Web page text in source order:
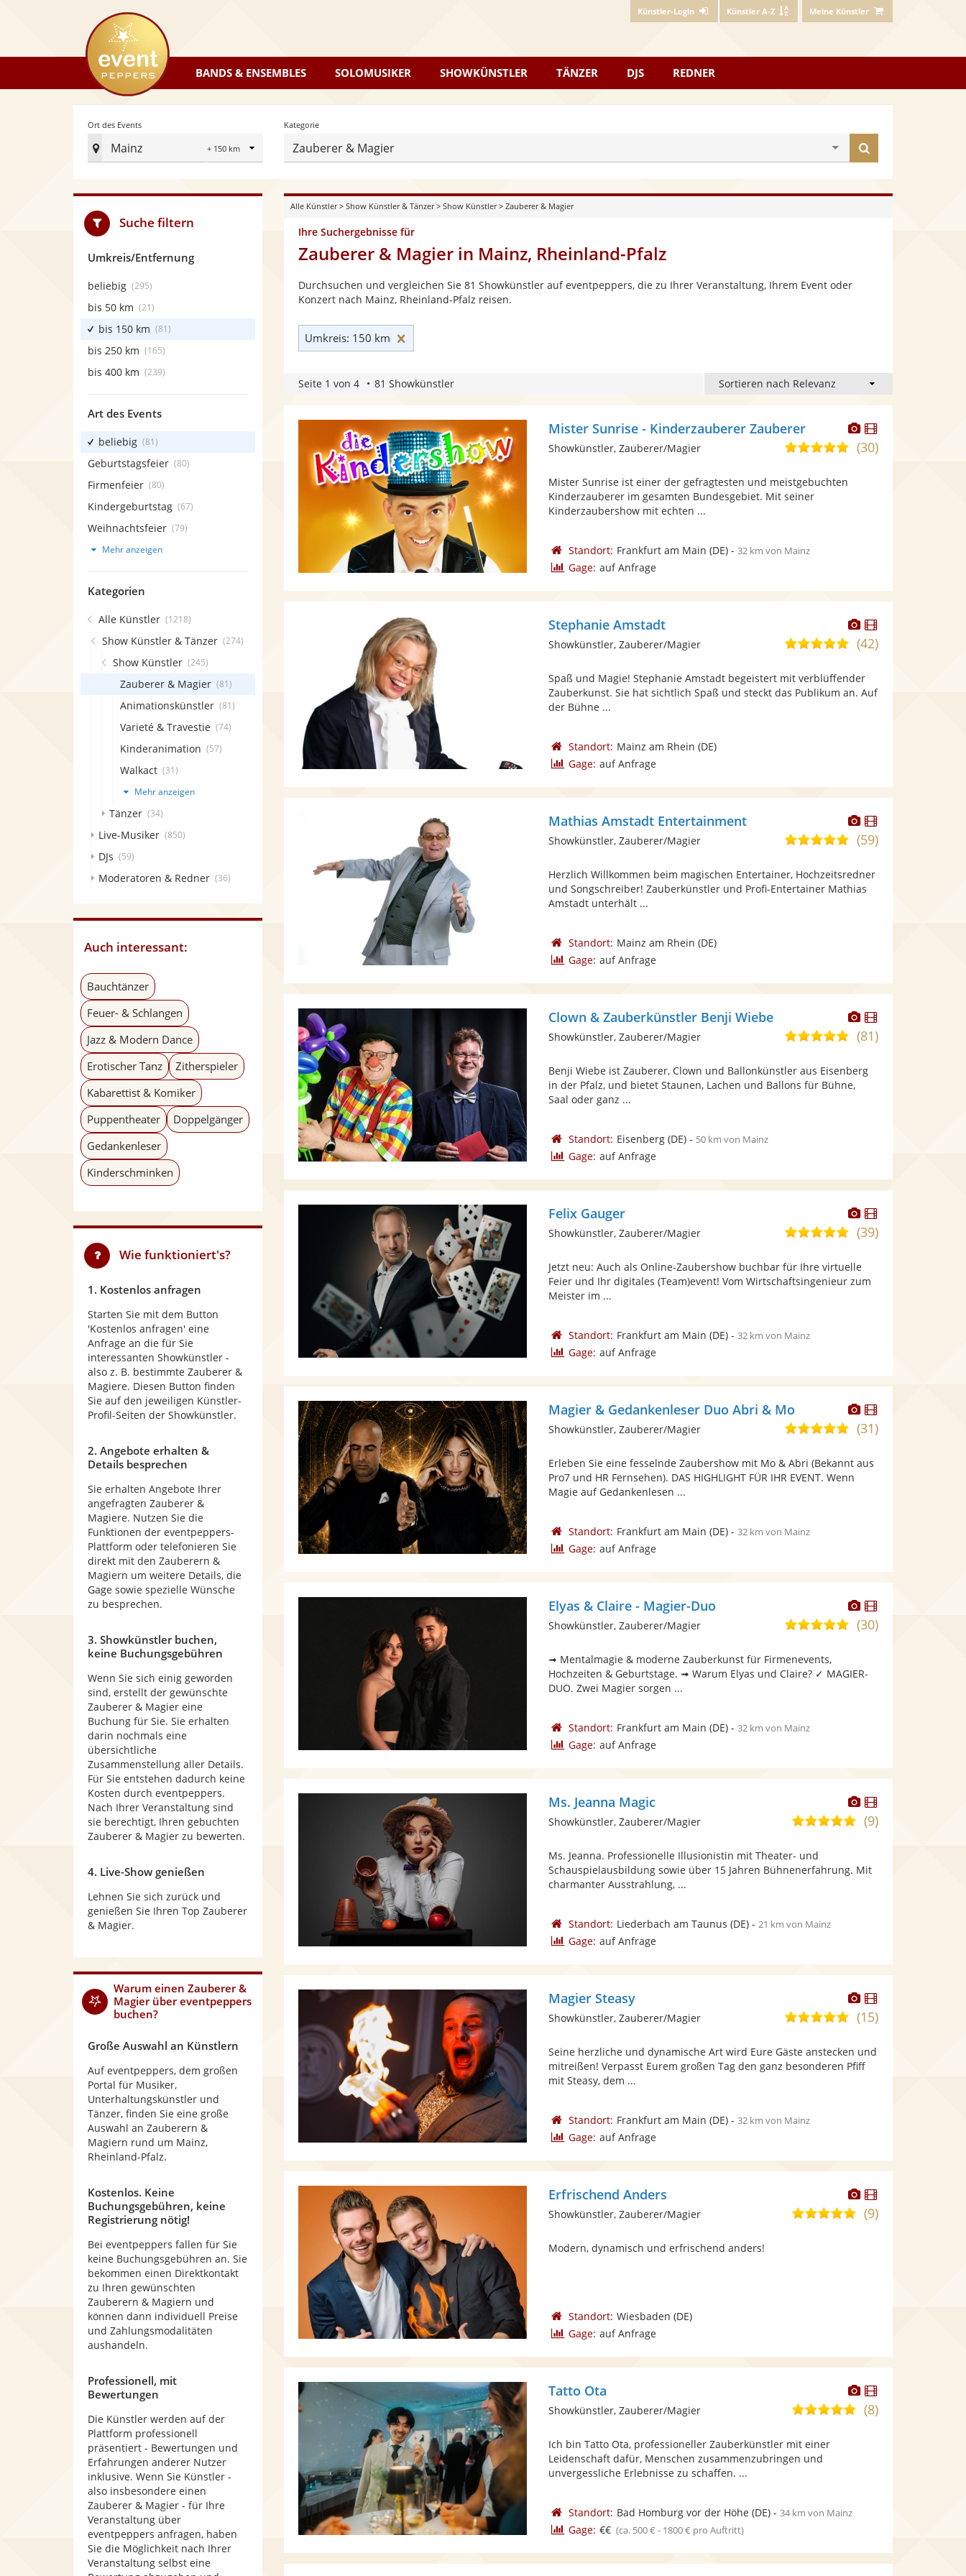
Künstler-Login Künstler A-Z Meine Künstler
eventpeppers
BANDS & ENSEMBLES SOLOMUSIKER SHOWKÜNSTLER TÄNZER DJS REDNER
Ort des Events
Mainz
Radius
Ort
Events
festlegen
Kategorie
Zauberer & Magier
finden
Alle Künstler> Show Künstler & Tänzer> Show Künstler> Zauberer & Magier
Ihre Suchergebnisse für
Zauberer & Magier in Mainz, Rheinland-Pfalz
Durchsuchen und vergleichen Sie 81 Showkünstler auf eventpeppers, die zu Ihrer Veranstaltung, Ihrem Event oder
Konzert nach Mainz, Rheinland-Pfalz reisen.
Umkreis: 150 km
Seite 1 von 4 81 Showkünstler
Dieser
Künstler
stellt
Dieser
Künstler
Mister Sunrise - Kinderzauberer Zauberer
5,0(30)
Showkünstler, Zauberer/Magier
Mister Sunrise ist einer der gefragtesten und meistgebuchten
Kinderzauberer im gesamten Bundesgebiet. Mit seiner
Kinderzaubershow mit echten ...
Standort: Frankfurt am Main (DE)- 32 km von Mainz
Gage: auf Anfrage
Dieser
Künstler
stellt
bereit.
Dieser
Künstler
bereit.
Stephanie Amstadt
5,0
5
Sternen
(42)
Showkünstler, Zauberer/Magier
Spaß und Magie! Stephanie Amstadt begeistert mit verblüffender
Zauberkunst. Sie hat sichtlich Spaß und steckt das Publikum an. Auf
der Bühne ...
Standort: Mainz am Rhein (DE)
Gage: auf Anfrage
Dieser
Künstler
stellt
bereit.
Dieser
Künstler
Mathias Amstadt Entertainment
5,0
5
Sternen
(59)
Showkünstler, Zauberer/Magier
Herzlich Willkommen beim magischen Entertainer, Hochzeitsredner
und Songschreiber! Zauberkünstler und Profi-Entertainer Mathias
Amstadt unterhält ...
Standort: Mainz am Rhein (DE)
Gage: auf Anfrage
Dieser
Künstler
stellt
bereit.
Dieser
Künstler
Clown & Zauberkünstler Benji Wiebe
5,0
5
Sternen
(81)
Showkünstler, Zauberer/Magier
Benji Wiebe ist Zauberer, Clown und Ballonkünstler aus Eisenberg
in der Pfalz, und bietet Staunen, Lachen und Ballons für Bühne,
Saal oder ganz ...
Standort: Eisenberg(DE)- 50 km von Mainz
Gage: auf Anfrage
Dieser
Künstler
stellt
Dieser
Künstler
Felix Gauger
5,0
5
Sternen
(39)
Showkünstler, Zauberer/Magier
Jetzt neu: Auch als Online-Zaubershow buchbar für Ihre virtuelle
Feier und Ihr digitales (Team)event! Vom Wirtschaftsingenieur zum
Meister im ...
Standort: Frankfurt am Main (DE)- 32 km von Mainz
Gage: auf Anfrage
Dieser
Künstler
stellt
bereit.
Dieser
Künstler
Magier & Gedankenleser Duo Abri & Mo
5,0
5
Sternen
(31)
Showkünstler, Zauberer/Magier
Erleben Sie eine fesselnde Zaubershow mit Mo & Abri (Bekannt aus
Pro7 und HR Fernsehen). DAS HIGHLIGHT FÜR IHR EVENT. Wenn
Magie auf Gedankenlesen ...
Standort: Frankfurt am Main (DE)- 32 km von Mainz
Gage: auf Anfrage
Dieser
Künstler
stellt
bereit.
Dieser
Künstler
Elyas & Claire - Magier-Duo
5,0
Sternen
(30)
Showkünstler, Zauberer/Magier
➟ Mentalmagie & moderne Zauberkunst für Firmenevents,
Hochzeiten & Geburtstage. ➟ Warum Elyas und Claire? ✓ MAGIER-
DUO. Zwei Magier sorgen ...
Standort: Frankfurt am Main (DE)- 32 km von Mainz
Gage: auf Anfrage
Dieser
Künstler
stellt
bereit.
Dieser
Künstler
Ms. Jeanna Magic
5,0
Sternen
(9)
Showkünstler, Zauberer/Magier
Ms. Jeanna. Professionelle Illusionistin mit Theater- und
Schauspielausbildung sowie über 15 Jahren Bühnenerfahrung. Mit
charmanter Ausstrahlung, ...
Standort: Liederbach am Taunus (DE)- 21 km von Mainz
Gage: auf Anfrage
Dieser
Künstler
stellt
Fotos
bereit.
Dieser
Künstler
Magier Steasy
5,0
5
Sternen
(15)
Showkünstler, Zauberer/Magier
Seine herzliche und dynamische Art wird Eure Gäste anstecken und
mitreißen! Verpasst Eurem großen Tag den ganz besonderen Pfiff
mit Steasy, dem ...
Standort: Frankfurt am Main (DE)- 32 km von Mainz
Gage: auf Anfrage
Dieser
Künstler
stellt
Dieser
Künstler
Erfrischend Anders
5,0(9)
Showkünstler, Zauberer/Magier
Modern, dynamisch und erfrischend anders!
Standort: Wiesbaden (DE)
Gage: auf Anfrage
Dieser
Künstler
stellt
Dieser
Künstler
Tatto Ota
5,0(8)
Showkünstler, Zauberer/Magier
Ich bin Tatto Ota, professioneller Zauberkünstler mit einer
Leidenschaft dafür, Menschen zusammenzubringen und
unvergessliche Erlebnisse zu schaffen. ...
Standort: Bad Homburg vor der Höhe(DE)- 34 km von Mainz
Gage: €€ (ca. 500 € - 1800 € pro Auftritt)
Suche filtern
Umkreis/Entfernung
beliebig (295)
bis 50 km (21)
bis 150 km (81)
bis 250 km (165)
bis 400 km (239)
Art des Events
beliebig (81)
Geburtstagsfeier (80)
Firmenfeier (80)
Kindergeburtstag (67)
Weihnachtsfeier (79)
Mehr anzeigen
Kategorien
Alle Künstler (1218)
Show Künstler & Tänzer (274)
Show Künstler (245)
Zauberer & Magier (81)
Animationskünstler (81)
Varieté & Travestie (74)
Kinderanimation (57)
Walkact (31)
Mehr anzeigen
Tänzer (34)
Live-Musiker (850)
DJs (59)
Moderatoren & Redner (36)
Auch interessant:
Bauchtänzer
Feuer- & Schlangen
Jazz & Modern Dance
Erotischer Tanz
Zitherspieler
Kabarettist & Komiker
Puppentheater
Doppelgänger
Gedankenleser
Kinderschminken
Wie funktioniert's?
1. Kostenlos anfragen
Starten Sie mit dem Button
'Kostenlos anfragen' eine
Anfrage an die für Sie
interessanten Showkünstler -
also z. B. bestimmte Zauberer &
Magiere. Diesen Button finden
Sie auf den jeweiligen Künstler-
Profil-Seiten der Showkünstler.
2. Angebote erhalten &
Details besprechen
Sie erhalten Angebote Ihrer
angefragten Zauberer &
Magiere. Nutzen Sie die
Funktionen der eventpeppers-
Plattform oder telefonieren Sie
direkt mit den Zauberern &
Magiern um weitere Details, die
Gage sowie spezielle Wünsche
zu besprechen.
3. Showkünstler buchen,
keine Buchungsgebühren
Wenn Sie sich einig geworden
sind, erstellt der gewünschte
Zauberer & Magier eine
Buchung für Sie. Sie erhalten
darin nochmals eine
übersichtliche
Zusammenstellung aller Details.
Für Sie entstehen dadurch keine
Kosten durch eventpeppers.
Nach Ihrer Veranstaltung sind
sie berechtigt, Ihren gebuchten
Zauberer & Magier zu bewerten.
4. Live-Show genießen
Lehnen Sie sich zurück und
genießen Sie Ihren Top Zauberer
& Magier.
Warum einen Zauberer &
Magierüber eventpeppers
buchen?
Große Auswahl an Künstlern
Auf eventpeppers, dem großen
Portal für Musiker,
Unterhaltungskünstler und
Tänzer, finden Sie eine große
Auswahl an Zauberern &
Magiern rund um Mainz,
Rheinland-Pfalz.
Kostenlos. Keine
Buchungsgebühren, keine
Registrierung nötig!
Bei eventpeppers fallen für Sie
keine Buchungsgebühren an. Sie
bekommen einen Direktkontakt
zu Ihren gewünschten
Zauberern & Magiern und
können dann individuell Preise
und Zahlungsmodalitäten
aushandeln.
Professionell, mit
Bewertungen
Die Künstler werden auf der
Plattform professionell
präsentiert - Bewertungen und
Erfahrungen anderer Nutzer
inklusive. Wenn Sie Künstler -
also insbesondere einen
Zauberer & Magier - für Ihre
Veranstaltung über
eventpeppers anfragen, haben
Sie die Möglichkeit nach Ihrer
Veranstaltung selbst eine